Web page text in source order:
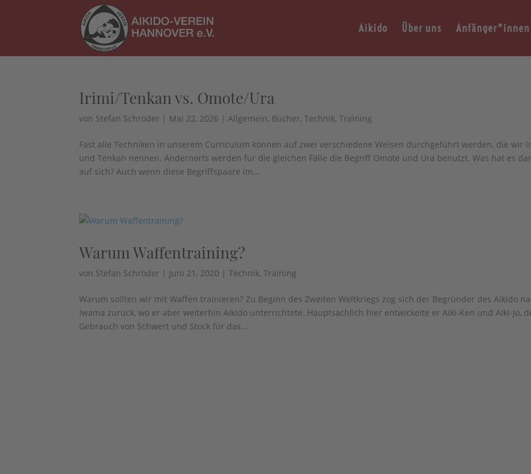
Aikido Über uns Anfänger*innen
Irimi/Tenkan vs. Omote/Ura
von Stefan Schröder | Mai 22, 2026 |Allgemein, Bücher,Technik,Training
Fast alle Techniken in unserem Curriculum können auf zwei verschiedene Weisen durchgeführt werden, die wir
und Tenkan nennen. Andernorts werden für die gleichen Fälle die Begriff Omote und Ura benutzt. Was hat es
auf sich? Auch wenn diese Begriffspaare im...
Warum Waffentraining?
von Stefan Schröder | Juni 21, 2020 |Technik,Training
Warum sollten wir mit Waffen trainieren? Zu Beginn des Zweiten Weltkriegs zog sich der Begründer des Aikido
Iwama zurück, wo er aber weiterhin Aikido unterrichtete. Hauptsächlich hier entwickelte er Aiki-Ken und Aiki-Jo,
Gebrauch von Schwert und Stock für das...